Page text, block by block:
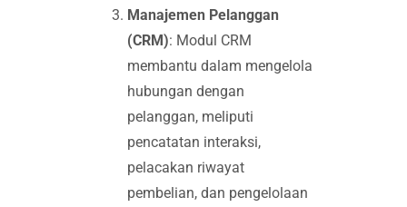
Manajemen Pelanggan
(CRM): Modul CRM
membantu dalam mengelola
hubungan dengan
pelanggan, meliputi
pencatatan interaksi,
pelacakan riwayat
pembelian, dan pengelolaan